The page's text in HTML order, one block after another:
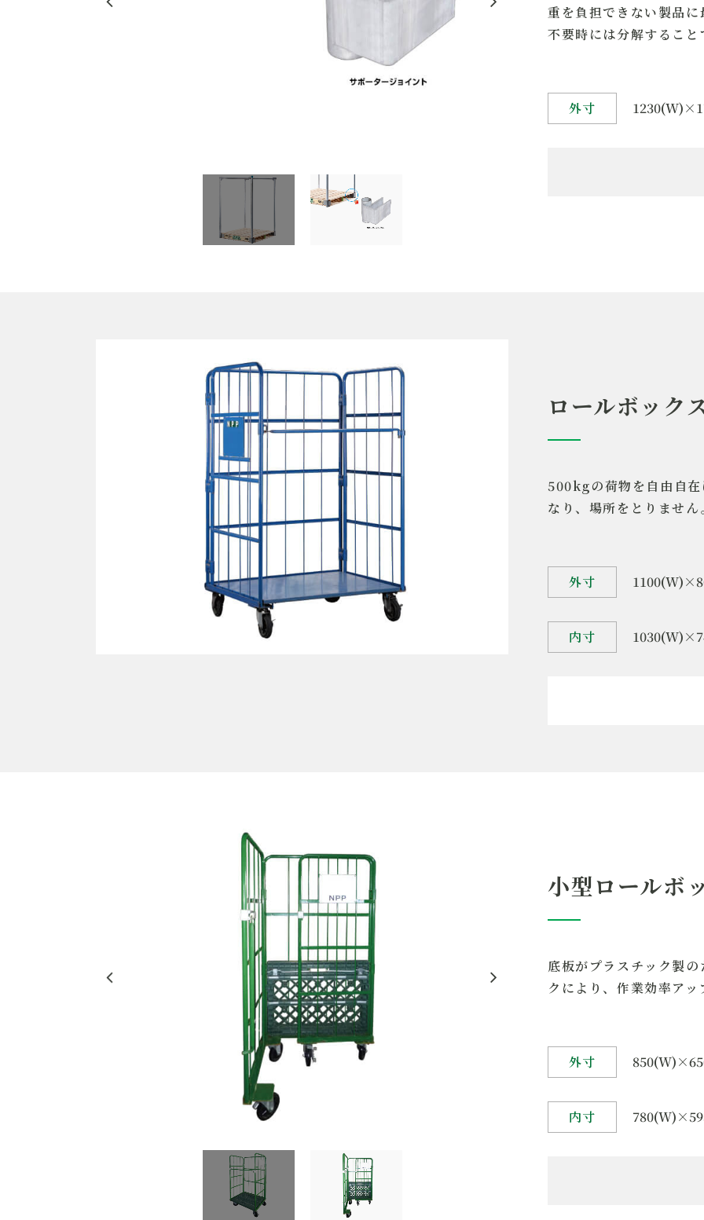
組合せ製品
重を負担できない製品に
不要時には分解するこ
外寸
ロールボック
500kgの荷物を自由自
なり、場所をとりません
外寸
内寸
小型ロールボ
底板がプラスチック製
クにより、作業効率アッ
外寸
内寸